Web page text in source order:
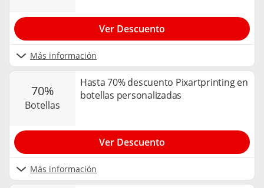
Más información
Ver Descuento
70%
botellas
Hasta 70% descuento Pixartprinting en
botellas personalizadas
Más información
Ver Descuento